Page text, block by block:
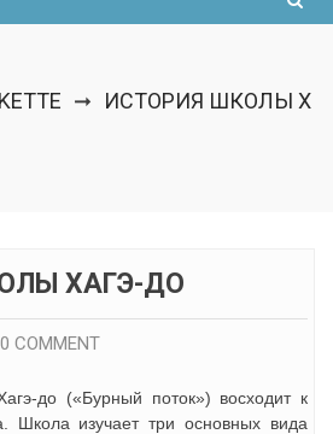
➞
ИСТОРИЯ ШКОЛЫ Х
ХАГЭ-ДО
0 COMMENT
до («Бурный поток») восходит к
Школа изучает три основных вида